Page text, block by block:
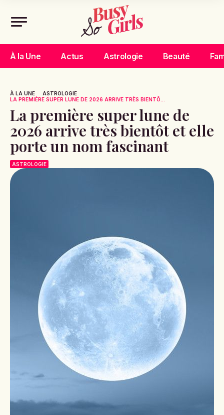
À la Une Actus Astrologie Beauté
À LA UNE
ASTROLOGIE
LA PREMIÈRE SUPER LUNE DE 2026 ARRIVE TRÈS BIENTÔ...
La première super lune de
2026 arrive très bientôt et elle
porte un nom fascinant
ASTROLOGIE